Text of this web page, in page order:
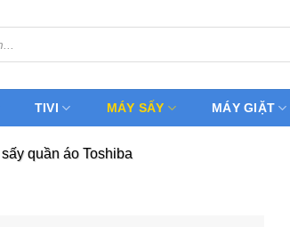
TIVI MÁY SẤY MÁY GIẶT
sấy quần áo Toshiba